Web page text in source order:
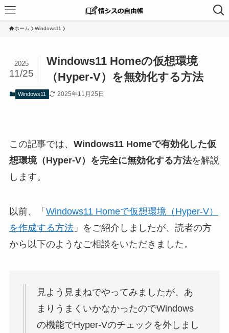
ホーム Windows11
Windows11 Homeの仮想環境
（Hyper-V）を無効化する方法
2025
11/25
Windows11 2025年11月25日
この記事では、 Windows11 Homeで有効化した仮
想環境（Hyper-V）を完全に無効化する方法を解説
します。
以前、「 Windows11 Homeで仮想環境（Hyper-V）
を作成する方法」をご紹介しましたが、読者の方
から以下のようなご相談をいただきました。
見よう見まねでやってみましたが、あ
まりうまくいかなかったのでWindows
の機能でHyper-Vのチェックを外しまし